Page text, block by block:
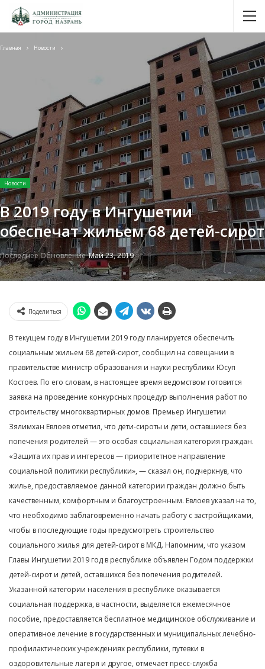
Главная Новости
Новости
В 2019 году в Ингушетии
обеспечат жильем 68 детей-сирот
Последнее ОбновлениеМай 23, 2019
Поделиться
В текущем году в Ингушетии 2019 году планируется обеспечить
социальным жильем 68 детей-сирот, сообщил на совещании в
правительстве министр образования и науки республики Юсуп
Костоев. По его словам, в настоящее время ведомством готовится
заявка на проведение конкурсных процедур выполнения работ по
строительству многоквартирных домов. Премьер Ингушетии
Зялимхан Евлоев отметил, что дети-сироты и дети, оставшиеся без
попечения родителей — это особая социальная категория граждан.
«Защита их прав и интересов — приоритетное направление
социальной политики республики», — сказал он, подчеркнув, что
жилье, предоставляемое данной категории граждан должно быть
качественным, комфортным и благоустроенным. Евлоев указал на то,
что необходимо заблаговременно начать работу с застройщиками,
чтобы в последующие годы предусмотреть строительство
социального жилья для детей-сирот в МКД. Напомним, что указом
Главы Ингушетии 2019 год в республике объявлен Годом поддержки
детей-сирот и детей, оставшихся без попечения родителей.
Указанной категории населения в республике оказывается
социальная поддержка, в частности, выделяется ежемесячное
пособие, предоставляется бесплатное медицинское обслуживание и
оперативное лечение в государственных и муниципальных лечебно-
профилактических учреждениях республики, путевки в
оздоровительные лагеря и другое, отмечает пресс-служба